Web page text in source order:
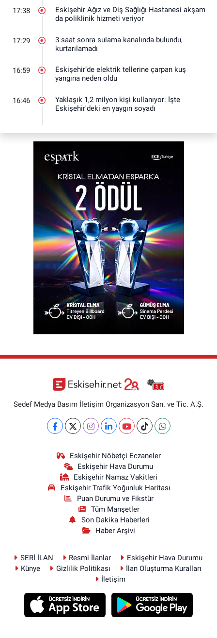
17:38
Eskişehir Ağız ve Diş Sağlığı Hastanesi akşam
da poliklinik hizmeti veriyor
17:29
3 saat sonra sulama kanalında bulundu,
kurtarılamadı
16:59
Eskişehir’de elektrik tellerine çarpan kuş
yangına neden oldu
16:46
Yaklaşık 1,2 milyon kişi kullanıyor: İşte
Eskişehir'deki en yaygın soyadı
Sedef Medya Basım İletişim Organizasyon San. ve Tic. A.Ş.
Eskişehir Nöbetçi Eczaneler
Eskişehir Hava Durumu
Eskişehir Namaz Vakitleri
Eskişehir Trafik Yoğunluk Haritası
Puan Durumu ve Fikstür
Tüm Manşetler
Son Dakika Haberleri
Haber Arşivi
SERİ İLAN Resmi İlanlar
Eskişehir Hava Durumu
Künye
Gizlilik Politikası
İlan Oluşturma Kuralları
İletişim